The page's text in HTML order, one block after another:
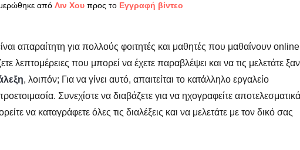
από Λιν Χου προς το Εγγραφή βίντεο
απαραίτητη για πολλούς φοιτητές και μαθητές που μαθαίνουν
λεπτομέρειες που μπορεί να έχετε παραβλέψει και να τις μελετάτε
, λοιπόν; Για να γίνει αυτό, απαιτείται το κατάλληλο εργαλείο
Συνεχίστε να διαβάζετε για να ηχογραφείτε αποτελεσματικά
να καταγράφετε όλες τις διαλέξεις και να μελετάτε με τον δικό σας